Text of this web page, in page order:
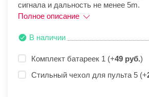
сигнала и дальность не менее 5m.
Полное описание
В наличии
Комплект батареек 1 (+49 руб.)
Стильный чехол для пульта 5 (+